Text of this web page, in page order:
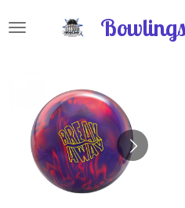
direct
hoofdinhoud